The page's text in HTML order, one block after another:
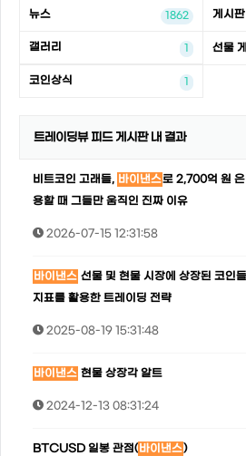
뉴스 1862 게시판
갤러리 1 선물
코인상식 1
트레이딩뷰 피드 게시판 내 결과
비트코인 고래들, 바이낸스로 2,700억 원
용할 때 그들만 움직인 진짜 이유
2026-07-15 12:31:58
바이낸스 선물 및 현물 시장에 상장된 코인
지표를 활용한 트레이딩 전략
2025-08-19 15:31:48
바이낸스 현물 상장각 알트
2024-12-13 08:31:24
BTCUSD 일봉 관점(바이낸스)